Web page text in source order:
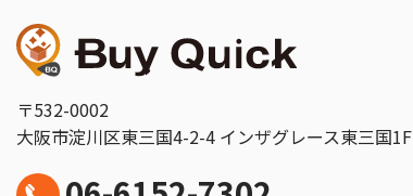
〒532-0002
大阪市淀川区東三国4-2-4 インザグレース東三国1F